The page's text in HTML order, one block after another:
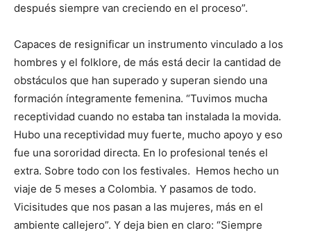
después siempre van creciendo en el proceso”.
Capaces de resignificar un instrumento vinculado a los
hombres y el folklore, de más está decir la cantidad de
obstáculos que han superado y superan siendo una
formación íntegramente femenina. “Tuvimos mucha
receptividad cuando no estaba tan instalada la movida.
Hubo una receptividad muy fuerte, mucho apoyo y eso
fue una sororidad directa. En lo profesional tenés el
extra. Sobre todo con los festivales. Hemos hecho un
viaje de 5 meses a Colombia. Y pasamos de todo.
Vicisitudes que nos pasan a las mujeres, más en el
ambiente callejero”. Y deja bien en claro: “Siempre